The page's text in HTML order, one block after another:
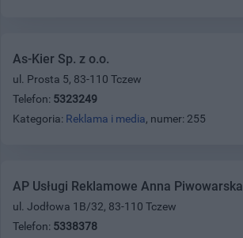
As-Kier Sp. z o.o.
ul. Prosta 5, 83-110 Tczew
Telefon: 5323249
Kategoria: Reklama i media, numer: 255
AP Usługi Reklamowe Anna Piwowarska
ul. Jodłowa 1B/32, 83-110 Tczew
Telefon: 5338378